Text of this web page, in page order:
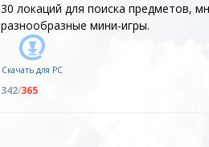
30 локаций для поиска предметов,
разнообразные мини-игры.
Скачать для PC
342/365